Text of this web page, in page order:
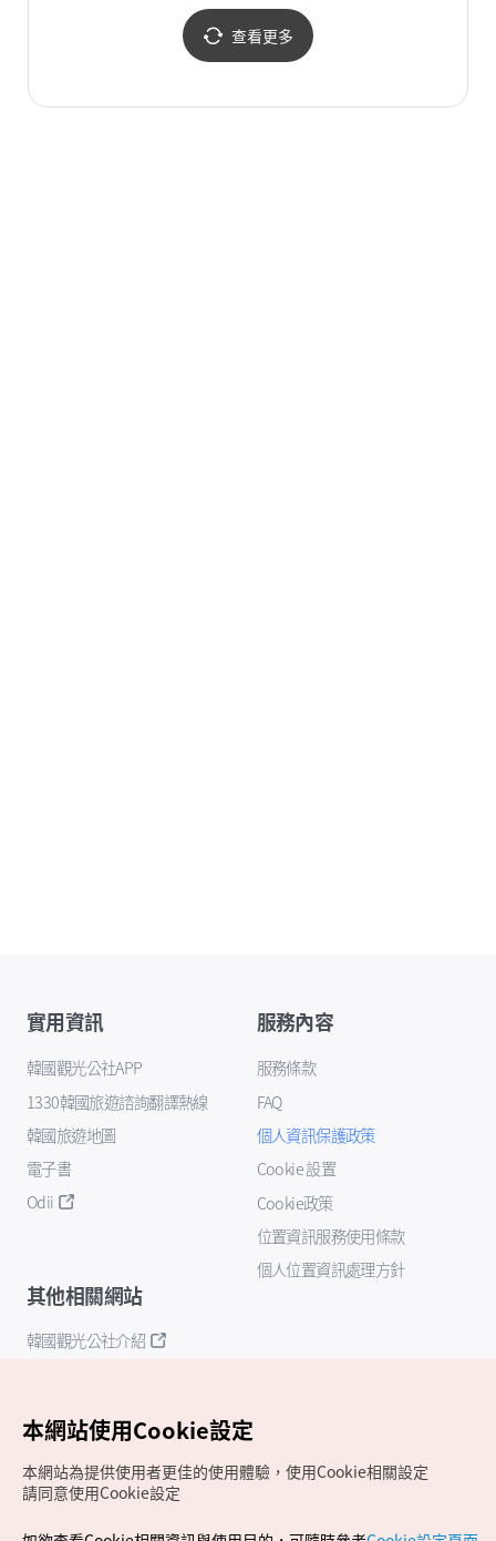
查看更多
實用資訊
韓國觀光公社APP
1330韓國旅遊諮詢翻譯熱線
韓國旅遊地圖
電子書
Odii
服務內容
服務條款
FAQ
個人資訊保護政策
Cookie 設置
Cookie政策
位置資訊服務使用條款
個人位置資訊處理方針
其他相關網站
韓國觀光公社介紹
本網站使用Cookie設定
本網站為提供使用者更佳的使用體驗，使用Cookie相關設定
請同意使用Cookie設定